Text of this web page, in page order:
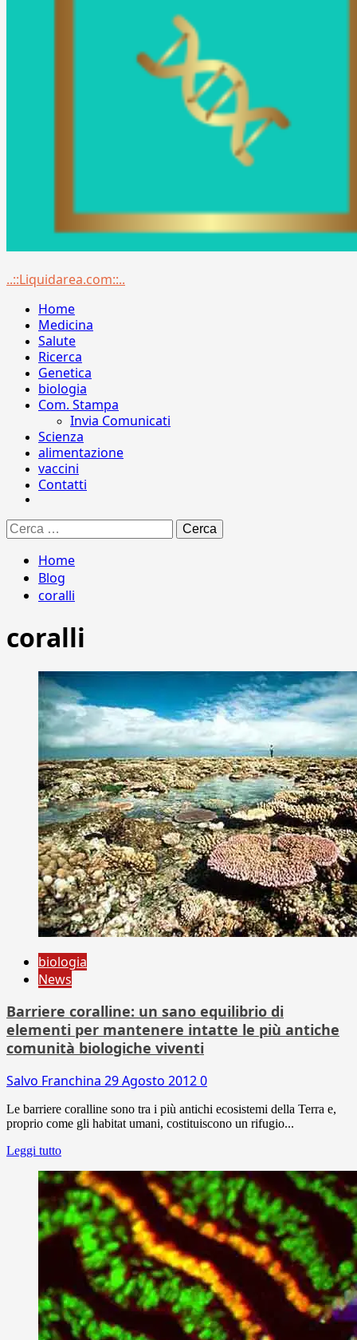
Menu
..::Liquidarea.com::..
Home
Medicina
Salute
Ricerca
Genetica
biologia
Com. Stampa
Invia Comunicati
Scienza
alimentazione
vaccini
Contatti
Ricerca
per:
Home
Blog
coralli
coralli
biologia
News
Barriere coralline: un sano equilibrio di
elementi per mantenere intatte le più antiche
comunità biologiche viventi
Salvo Franchina 29 Agosto 20120
Le barriere coralline sono tra i più antichi ecosistemi della Terra e,
proprio come gli habitat umani, costituiscono un rifugio...
Leggi tutto